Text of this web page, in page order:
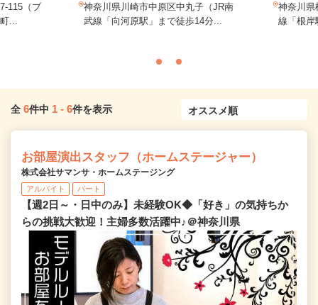
115（ブ
...
神奈川県川崎市中原区中丸子（JR南
武線「向河原駅」まで徒歩14分...
神奈川県
線「根岸
全 6件中 1 - 6件を表示
お部屋演出スタッフ（ホームステージャー）
株式会社サマンサ・ホームステージング
アルバイト パート
【週2日～・日中のみ】未経験OK◆「好き」の気持ちか
らの挑戦大歓迎！主婦多数活躍中♪＠神奈川県